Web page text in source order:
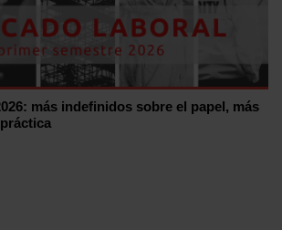
más indefinidos sobre el papel, más